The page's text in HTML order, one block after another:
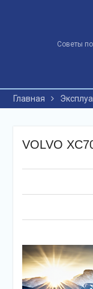
Советы
Главная
VOLVO